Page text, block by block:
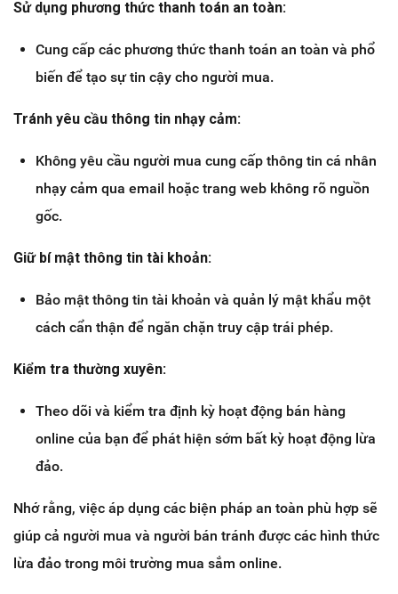
Sử dụng phương thức thanh toán an toàn:
Cung cấp các phương thức thanh toán an toàn và phổ
biến để tạo sự tin cậy cho người mua.
Tránh yêu cầu thông tin nhạy cảm:
Không yêu cầu người mua cung cấp thông tin cá nhân
nhạy cảm qua email hoặc trang web không rõ nguồn
gốc.
Giữ bí mật thông tin tài khoản:
Bảo mật thông tin tài khoản và quản lý mật khẩu một
cách cẩn thận để ngăn chặn truy cập trái phép.
Kiểm tra thường xuyên:
Theo dõi và kiểm tra định kỳ hoạt động bán hàng
online của bạn để phát hiện sớm bất kỳ hoạt động lừa
đảo.
Nhớ rằng, việc áp dụng các biện pháp an toàn phù hợp sẽ
giúp cả người mua và người bán tránh được các hình thức
lừa đảo trong môi trường mua sắm online.